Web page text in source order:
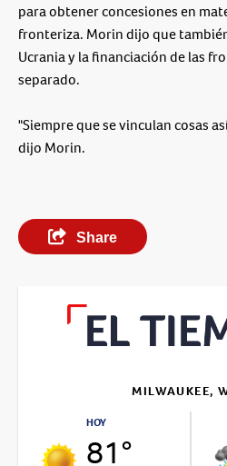
para obtener concesiones en
fronteriza. Morin dijo que
Ucrania y la financiación de las
separado.
"Siempre que se vinculan cosas
dijo Morin.
Share
MILWAUKEE,
HOY
81°